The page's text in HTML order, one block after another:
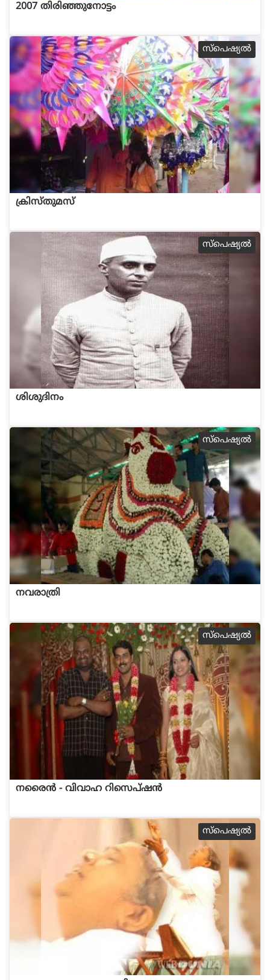
2007 തിരിഞ്ഞുനോട്ടം
സ്പെഷ്യല്‍
ക്രിസ്തുമസ്
സ്പെഷ്യല്‍
ശിശുദിനം
സ്പെഷ്യല്‍
നവരാത്രി
സ്പെഷ്യല്‍
നരൈന്‍ - വിവാഹ റിസെപ്ഷന്‍
സ്പെഷ്യല്‍